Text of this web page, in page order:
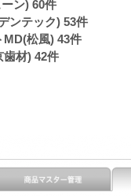
ン) 60件
ンテック) 53件
MD(松風) 43件
材) 42件